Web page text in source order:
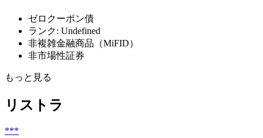
ゼロクーポン債
ランク: Undefined
非複雑金融商品（MiFID）
非市場性証券
もっと見る
リストラ
***